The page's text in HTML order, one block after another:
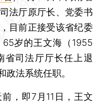
法厅原厅长、党委书
目前正接受该省纪委
岁的王文海（1955
省司法厅厅长任上退
政法系统任职。
，即7月11日，王文